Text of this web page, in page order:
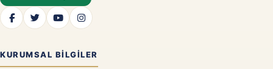
KURUMSAL BILGILER